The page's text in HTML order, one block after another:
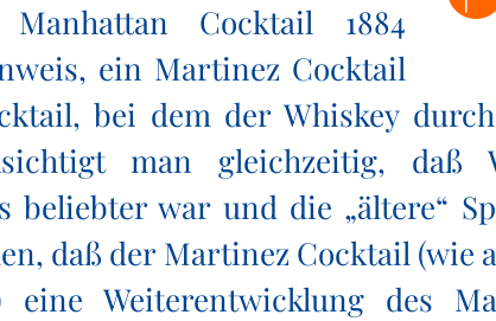
Cocktail 1884
ein Martinez Cocktail
bei dem der Whiskey
man gleichzeitig, daß
beliebter war und die „ältere“
daß der Martinez Cocktail (wie
Weiterentwicklung des